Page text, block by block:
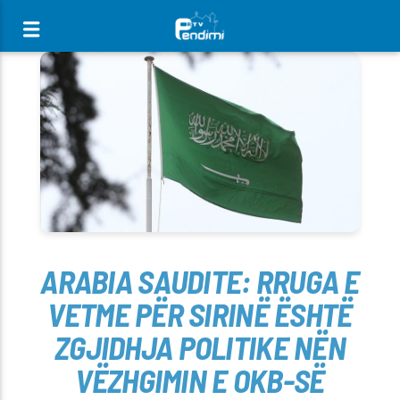
[There are no radio stations in the database]
ARABIA SAUDITE: RRUGA E
VETME PËR SIRINË ËSHTË
ZGJIDHJA POLITIKE NËN
VËZHGIMIN E OKB-SË